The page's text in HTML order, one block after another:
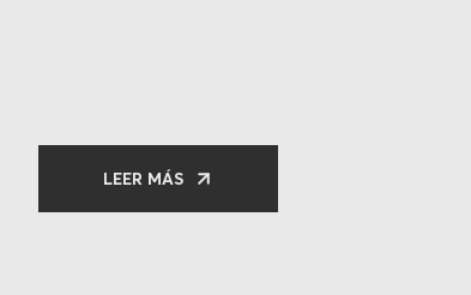
LEER MÁS